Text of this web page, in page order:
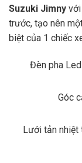
Suzuki Jimny
trước, tạo nên
biệt của 1 chiếc
Đèn pha
Góc
Lưới tản nhiệt